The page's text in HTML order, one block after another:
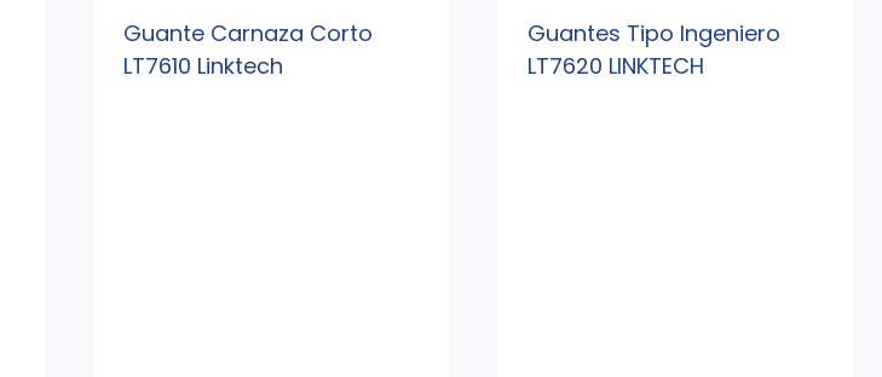
Guante Carnaza Corto
LT7610 Linktech
Guantes Tipo Ingeniero
LT7620 LINKTECH